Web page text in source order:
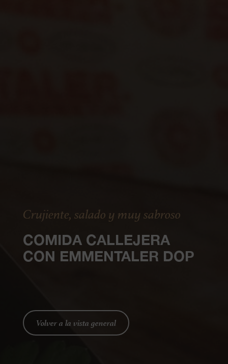
Crujiente, salado y muy sabroso
COMIDA CALLEJERA
CON EMMENTALER DOP
Volver a la vista general